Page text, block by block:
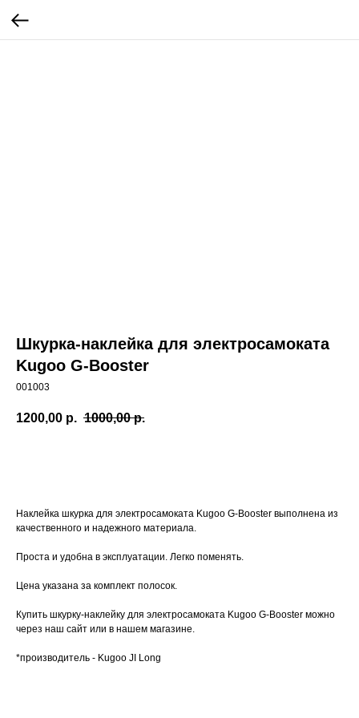
Шкурка-наклейка для электросамоката
Kugoo G-Booster
001003
1200,00 р. 1000,00 р.
Наклейка шкурка для электросамоката Kugoo G-Booster выполнена из
качественного и надежного материала.
Проста и удобна в эксплуатации. Легко поменять.
Цена указана за комплект полосок.
Купить шкурку-наклейку для электросамоката Kugoo G-Booster можно
через наш сайт или в нашем магазине.
*производитель - Kugoo JI Long